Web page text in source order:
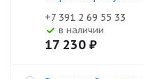
+7 391 2 69 55 33
В наличии
17 230 ₽